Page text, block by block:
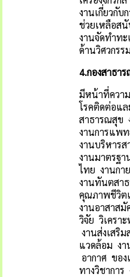
งานเกี่ยวกั
ช่วยเหลือส
งานจัดทำท
ด้านวิศวกร
4.กองสาธา
มีหน้าที่ควา
โรคติดต่อแ
สาธารณสุข
งานการแพ
งานบริหาร
งานมาตรฐ
ไทย งานก
งานทันตสา
คุณภาพชีวิต
งานอาสาส
วิจัย วิเครา
งานส่งเสริ
แวดล้อม งา
อากาศ ขอ
ทางวิชากา